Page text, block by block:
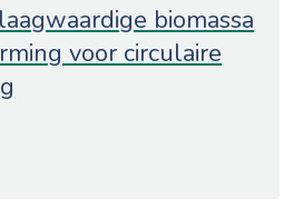
biomassa
voor circulaire